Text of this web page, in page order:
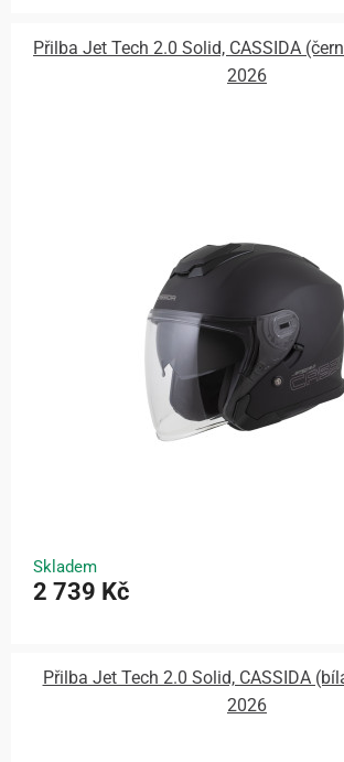
Přilba Jet Tech 2.0 Solid, CASSIDA
2026
Skladem
2 739 Kč
Přilba Jet Tech 2.0 Solid, CASSIDA
2026